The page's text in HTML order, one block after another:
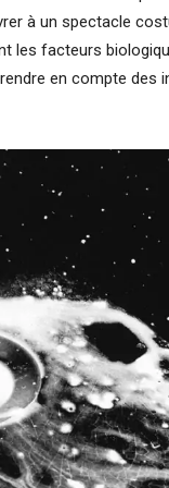
à un spectacle
les facteurs
en compte des